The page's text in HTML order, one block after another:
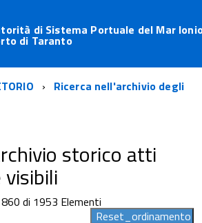
di Sistema Portuale del Mar
di Taranto
Ricerca nell'archivio degli
storico atti
di 1953 Elementi